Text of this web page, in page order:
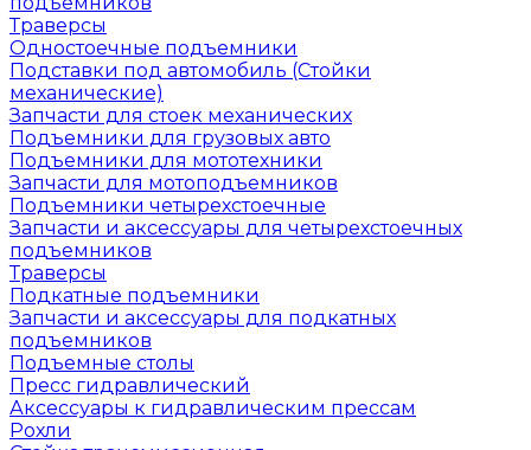
Траверсы
Одностоечные подъемники
Подставки под автомобиль (Стойки
механические)
Запчасти для стоек механических
Подъемники для грузовых авто
Подъемники для мототехники
Запчасти для мотоподъемников
Подъемники четырехстоечные
Запчасти и аксессуары для четырехстоечных
подъемников
Траверсы
Подкатные подъемники
Запчасти и аксессуары для подкатных
подъемников
Подъемные столы
Пресс гидравлический
Аксессуары к гидравлическим прессам
Рохли